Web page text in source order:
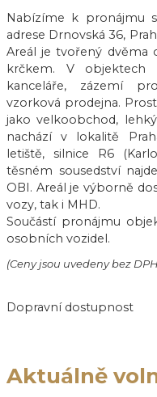
Nabízíme k pronájmu
adrese Drnovská 36,
Areál je tvořený dvěma
krčkem. V objektech
kanceláře, zázemí
vzorková prodejna.
jako velkoobchod,
nachází v lokalitě
letiště, silnice R6
těsném sousedství
OBI. Areál je výborně
vozy, tak i MHD.
Součástí pronájmu
osobních vozidel.
(Ceny jsou uvedeny bez
Dopravní dostupnost
Aktuálně